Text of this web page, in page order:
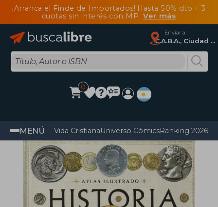
¡Arranca el Finde de Importados! Hasta 50% dto + 3
cuotas sin interés con MP Ver más
Enviar a
C.A.B.A., Ciudad Autónoma De Buenos Aires
0
MENÚ Vida CristianaUniverso CómicsRanking 2026